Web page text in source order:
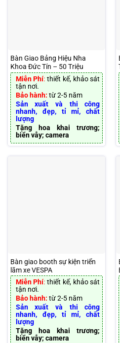
Bàn Giao Bảng Hiệu Nha
Khoa Đức Tín – 50 Triệu
Miễn Phí:thiết kế, khảo sát
tận nơi.
Bảo hành: từ 2-5 năm
Sản xuất và thi công
nhanh, đẹp, tỉ mỉ, chất
lượng
Tặng hoa khai trương;
biển vẫy; camera
Bàn giao booth sự kiện triển
lãm xe VESPA
Miễn Phí:thiết kế, khảo sát
tận nơi.
Bảo hành: từ 2-5 năm
Sản xuất và thi công
nhanh, đẹp, tỉ mỉ, chất
lượng
Tặng hoa khai trương;
biển vẫy; camera